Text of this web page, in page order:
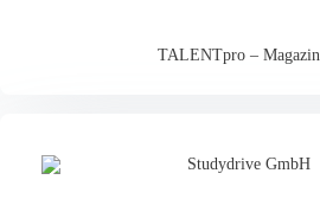
TALENTpro – Magazin